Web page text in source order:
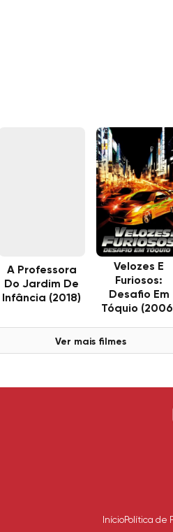
A Professora
Do Jardim De
Infância (2018)
Velozes E
Furiosos:
Desafio Em
Tóquio
Ver mais filmes
InícioPolítica de